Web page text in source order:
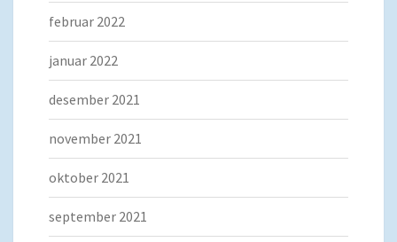
februar 2022
januar 2022
desember 2021
november 2021
oktober 2021
september 2021